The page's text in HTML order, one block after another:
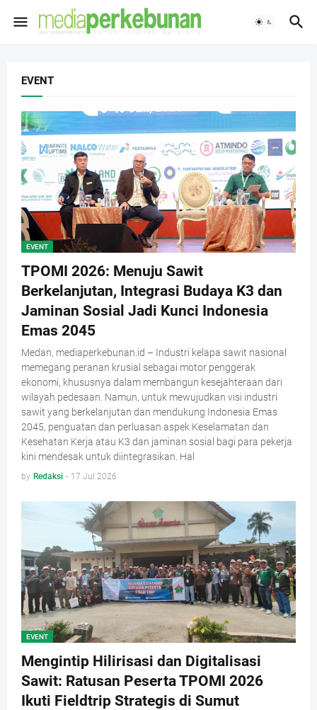
EVENT
EVENT
TPOMI 2026: Menuju Sawit
Berkelanjutan, Integrasi Budaya K3 dan
Jaminan Sosial Jadi Kunci Indonesia
Emas 2045
Medan, mediaperkebunan.id – Industri kelapa sawit nasional
memegang peranan krusial sebagai motor penggerak
ekonomi, khususnya dalam membangun kesejahteraan dari
wilayah pedesaan. Namun, untuk mewujudkan visi industri
sawit yang berkelanjutan dan mendukung Indonesia Emas
2045, penguatan dan perluasan aspek Keselamatan dan
Kesehatan Kerja atau K3 dan jaminan sosial bagi para pekerja
kini mendesak untuk diintegrasikan. Hal
by Redaksi - 17 Jul 2026
EVENT
Mengintip Hilirisasi dan Digitalisasi
Sawit: Ratusan Peserta TPOMI 2026
Ikuti Fieldtrip Strategis di Sumut